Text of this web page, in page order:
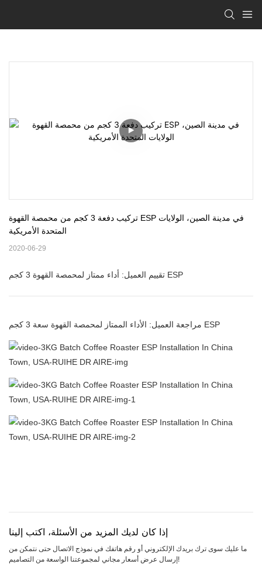
تركيب دفعة 3 كجم من محمصة القهوة ESP في مدينة الصين، الولايات
المتحدة الأمريكية
2020-06-29
تقييم العميل: أداء ممتاز لمحمصة القهوة 3 كجم ESP
مراجعة العميل: الأداء الممتاز لمحمصة القهوة سعة 3 كجم ESP
إذا كان لديك المزيد من الأسئلة، اكتب إلينا
ما عليك سوى ترك بريدك الإلكتروني أو رقم هاتفك في نموذج الاتصال حتى نتمكن من
إرسال عرض أسعار مجاني لمجموعتنا الواسعة من التصاميم!